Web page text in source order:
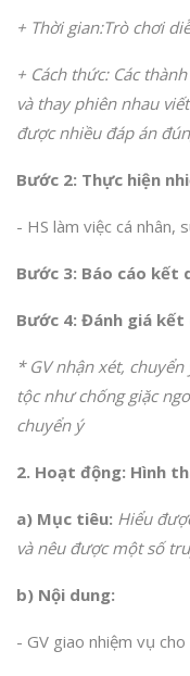
+ Thời gian:Trò chơi
+ Cách thức: Các
và thay phiên nhau
được nhiều đáp án
Bước 2: Thực hiện
- HS làm việc cá nhân,
Bước 3: Báo cáo kết
Bước 4: Đánh giá
* GV nhận xét,
tộc như chống giặc
chuyển ý
2. Hoạt động: Hình
a) Mục tiêu: Hiểu
và nêu được một số
b) Nội dung:
- GV giao nhiệm vụ